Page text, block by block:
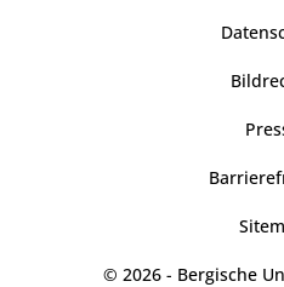
© 2026 - Bergische